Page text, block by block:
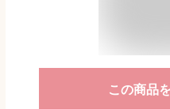
この商品